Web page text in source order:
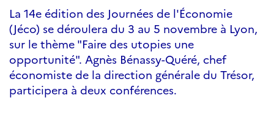
La 14e édition des Journées de l'Économie
(Jéco) se déroulera du 3 au 5 novembre à Lyon,
sur le thème "Faire des utopies une
opportunité". Agnès Bénassy-Quéré, chef
économiste de la direction générale du Trésor,
participera à deux conférences.